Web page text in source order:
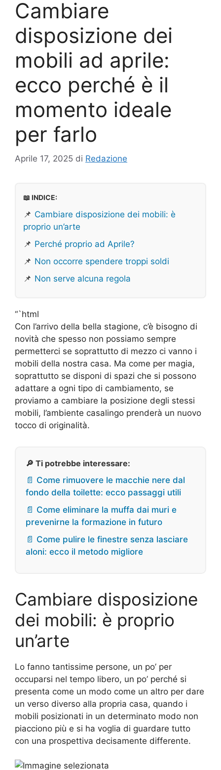
Cambiare
disposizione dei
mobili ad aprile:
ecco perché è il
momento ideale
per farlo
Aprile 17, 2025 di Redazione
📖 INDICE:
📌 Cambiare disposizione dei mobili: è
proprio un’arte
📌 Perché proprio ad Aprile?
📌 Non occorre spendere troppi soldi
📌 Non serve alcuna regola
“`html
Con l’arrivo della bella stagione, c’è bisogno di
novità che spesso non possiamo sempre
permetterci se soprattutto di mezzo ci vanno i
mobili della nostra casa. Ma come per magia,
soprattutto se disponi di spazi che si possono
adattare a ogni tipo di cambiamento, se
proviamo a cambiare la posizione degli stessi
mobili, l’ambiente casalingo prenderà un nuovo
tocco di originalità.
🔎 Ti potrebbe interessare:
📄 Come rimuovere le macchie nere dal
fondo della toilette: ecco passaggi utili
📄 Come eliminare la muffa dai muri e
prevenirne la formazione in futuro
📄 Come pulire le finestre senza lasciare
aloni: ecco il metodo migliore
Cambiare disposizione
dei mobili: è proprio
un’arte
Lo fanno tantissime persone, un po’ per
occuparsi nel tempo libero, un po’ perché si
presenta come un modo come un altro per dare
un verso diverso alla propria casa, quando i
mobili posizionati in un determinato modo non
piacciono più e si ha voglia di guardare tutto
con una prospettiva decisamente differente.